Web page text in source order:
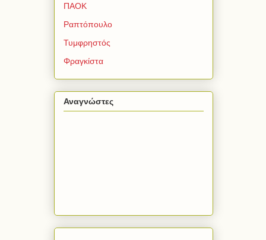
ΠΑΟΚ
Ραπτόπουλο
Τυμφρηστός
Φραγκίστα
Αναγνώστες